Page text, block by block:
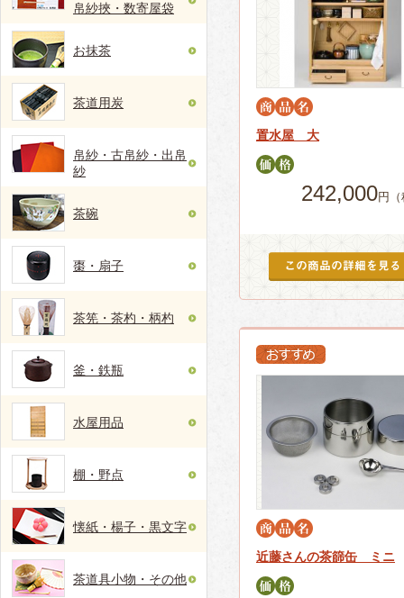
帛紗挾・数寄屋袋
お抹茶
茶道用炭
帛紗・古帛紗・出帛
紗
茶碗
棗・扇子
茶筅・茶杓・柄杓
釜・鉄瓶
水屋用品
棚・野点
懐紙・楊子・黒文字
茶道具小物・その他
置水屋 大
242,000円
近藤さんの茶篩缶 ミニ